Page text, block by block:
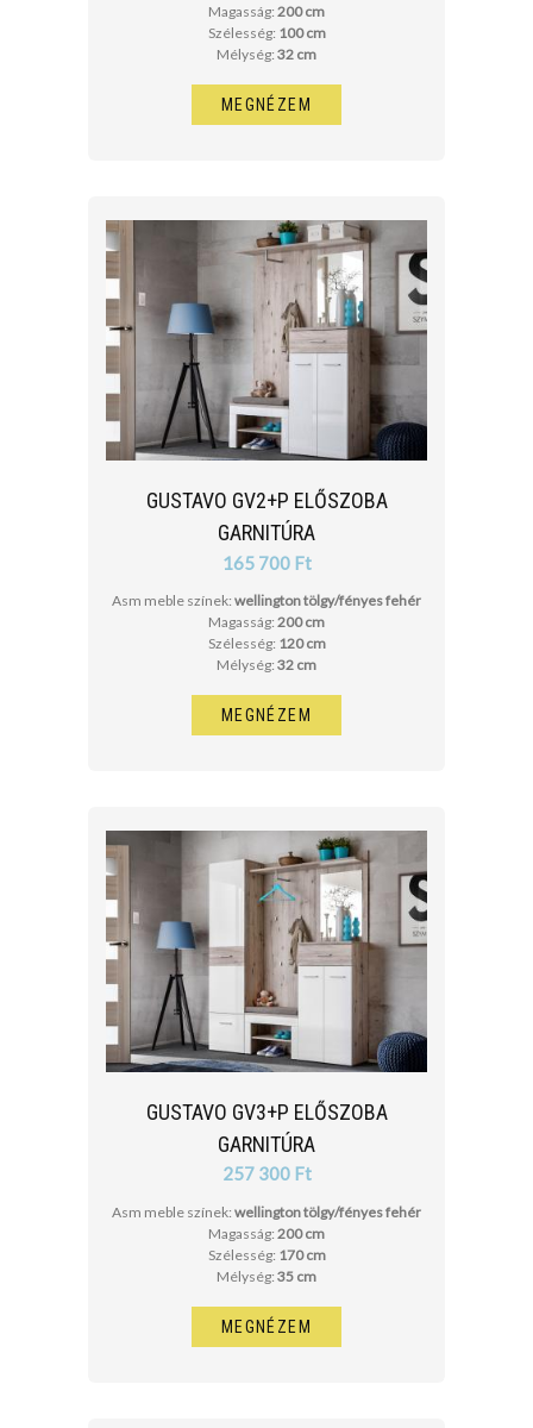
Magasság: 200 cm
Szélesség: 100 cm
Mélység: 32 cm
MEGNÉZEM
GUSTAVO GV2+P ELŐSZOBA
GARNITÚRA
165 700 Ft
Asm meble színek: wellington tölgy/fényes fehér
Magasság: 200 cm
Szélesség: 120 cm
Mélység: 32 cm
MEGNÉZEM
GUSTAVO GV3+P ELŐSZOBA
GARNITÚRA
257 300 Ft
Asm meble színek: wellington tölgy/fényes fehér
Magasság: 200 cm
Szélesség: 170 cm
Mélység: 35 cm
MEGNÉZEM